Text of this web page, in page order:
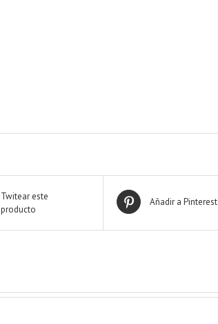
Twitear este
producto
Añadir a Pinterest